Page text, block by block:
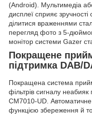
(Android) . Мультимедіа
дисплеї сприяє
ділитися враженнями
перегляд фото з 5-
монітор системи Gazer
Покращене
підтримка DAB/
Покращена система
фільтрів сигналу
CM7010-UD. Автоматичне
функцією збереження й